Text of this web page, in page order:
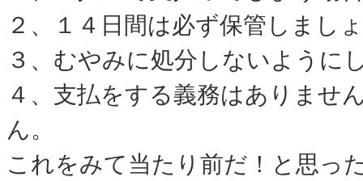
２、１４日間は必ず保管しまし
３、むやみに処分しないように
４、支払をする義務はありませ
ん。
これをみて当たり前だ！と思っ